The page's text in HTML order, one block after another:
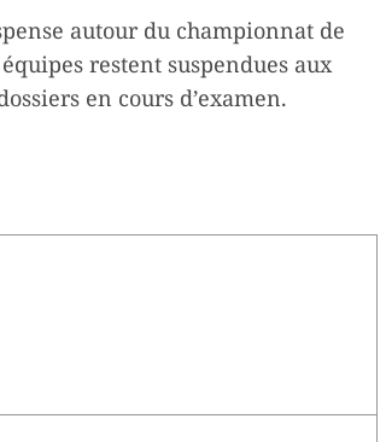
autour du championnat de
restent suspendues aux
en cours d’examen.